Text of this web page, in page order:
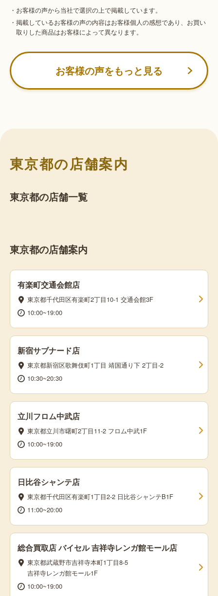
・お客様の声から当社で選択の上で掲載しています。
・掲載しているお客様の声の内容はお客様個人の感想であり、お買い
取りした商品はお客様によって異なります。
お客様の声をもっと見る
東京都の店舗案内
東京都の店舗一覧
東京都の店舗案内
有楽町交通会館店
東京都千代田区有楽町2丁目10-1 交通会館3F
10:00~19:00
新宿サブナード店
東京都新宿区歌舞伎町1丁目 靖国通り下 2丁目-2
10:30~20:30
立川フロム中武店
東京都立川市曙町2丁目11-2 フロム中武1F
10:00~19:00
日比谷シャンテ店
東京都千代田区有楽町1丁目2-2 日比谷シャンテB1F
11:00~20:00
総合買取店 バイセル 吉祥寺レンガ館モール店
東京都武蔵野市吉祥寺本町1丁目8-5
吉祥寺レンガ館モール1F
10:00~19:00